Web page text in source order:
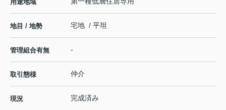
用途地域
地目 / 地勢 宅地 / 平坦
管理組合有無 -
取引態様 仲介
現況 完成済み